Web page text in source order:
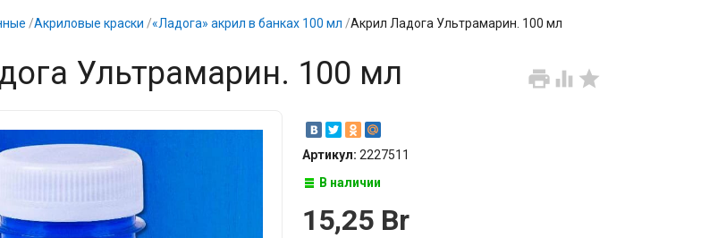
/Акриловые краски /«Ладога» акрил в банках 100 мл /Акрил Ладога Ультрамарин. 100 мл
  
Ультрамарин. 100 мл
Артикул: 2227511
В наличии
15,25 Br